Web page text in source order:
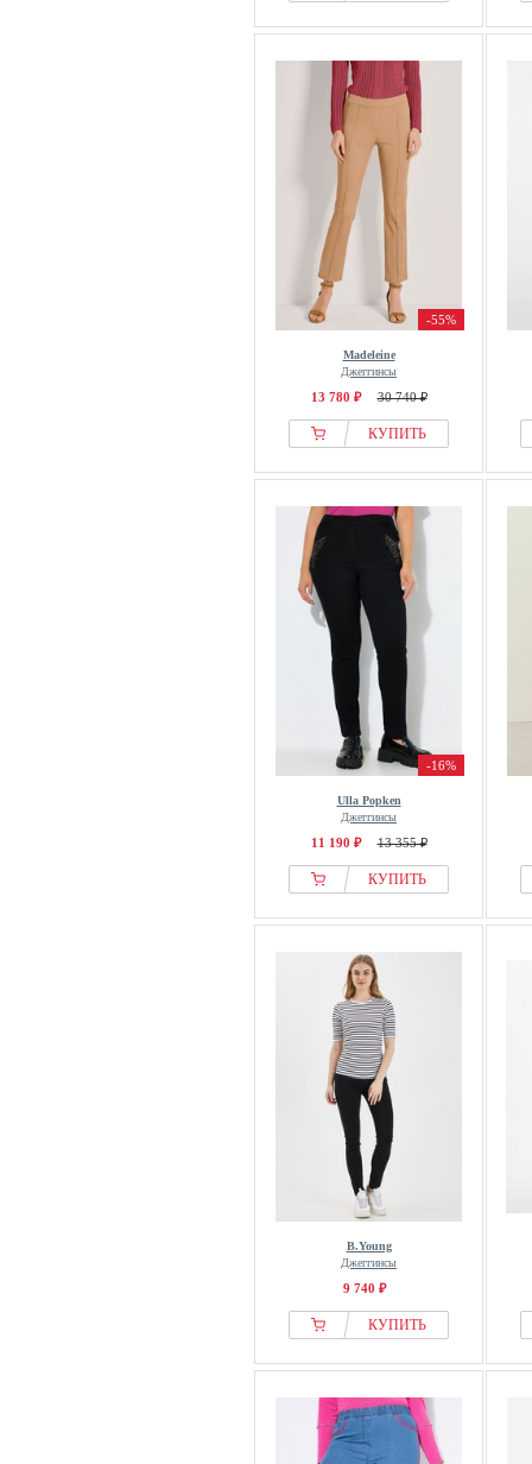
-55%
Madeleine
Джеггинсы
13 780 ₽ 30 740 ₽
КУПИТЬ
-16%
Ulla Popken
Джеггинсы
11 190 ₽ 13 355 ₽
КУПИТЬ
B.Young
Джеггинсы
9 740 ₽
КУПИТЬ